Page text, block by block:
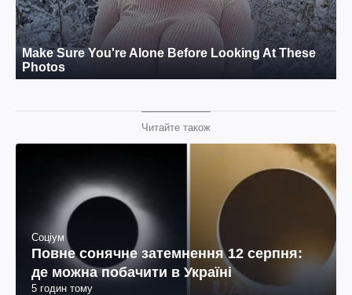
Читайте також
Соціум
Повне сонячне затемнення 12 серпня:
де можна побачити в Україні
5 годин тому